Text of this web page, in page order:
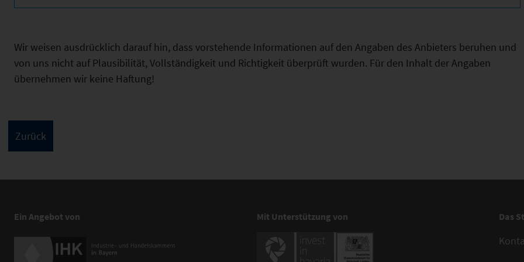
Wir weisen ausdrücklich darauf hin, dass vorstehende Informationen auf den Angaben des Anbieters beruhen und
von uns nicht auf Plausibilität, Vollständigkeit und Richtigkeit überprüft wurden. Für den Inhalt der Angaben
übernehmen wir keine Haftung!
Ein Angebot von Mit Unterstützung von Das